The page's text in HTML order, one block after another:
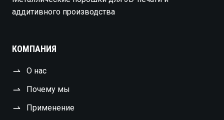
аддитивного производства
КОМПАНИЯ
О нас
Почему мы
Применение